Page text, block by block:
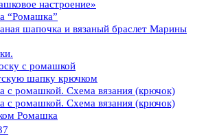
настроение»
“Ромашка”
шапочка и вязаный браслет Марины
с ромашкой
шапку крючком
с ромашкой. Схема вязания (крючок)
с ромашкой. Схема вязания (крючок)
Ромашка